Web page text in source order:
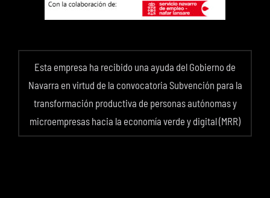
Esta empresa ha recibido una ayuda del Gobierno de
Navarra en virtud de la convocatoria Subvención para la
transformación productiva de personas autónomas y
microempresas hacia la economía verde y digital (MRR)